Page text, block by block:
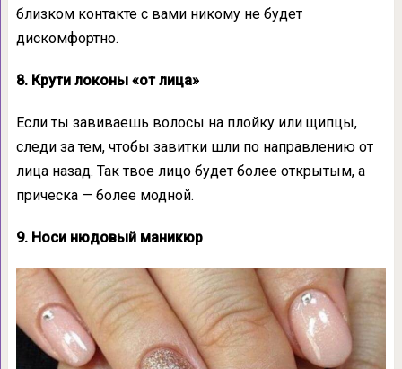
близком контакте с вами никому не будет
дискомфортно.
8. Крути локоны «от лица»
Если ты завиваешь волосы на плойку или щипцы,
следи за тем, чтобы завитки шли по направлению от
лица назад. Так твое лицо будет более открытым, а
прическа — более модной.
9. Носи нюдовый маникюр